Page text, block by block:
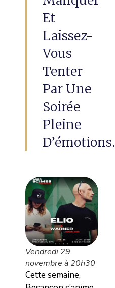
Et
Laissez-
Vous
Tenter
Par Une
Soirée
Pleine
D’émotions.
Vendredi 29
novembre à 20h30
Cette semaine,